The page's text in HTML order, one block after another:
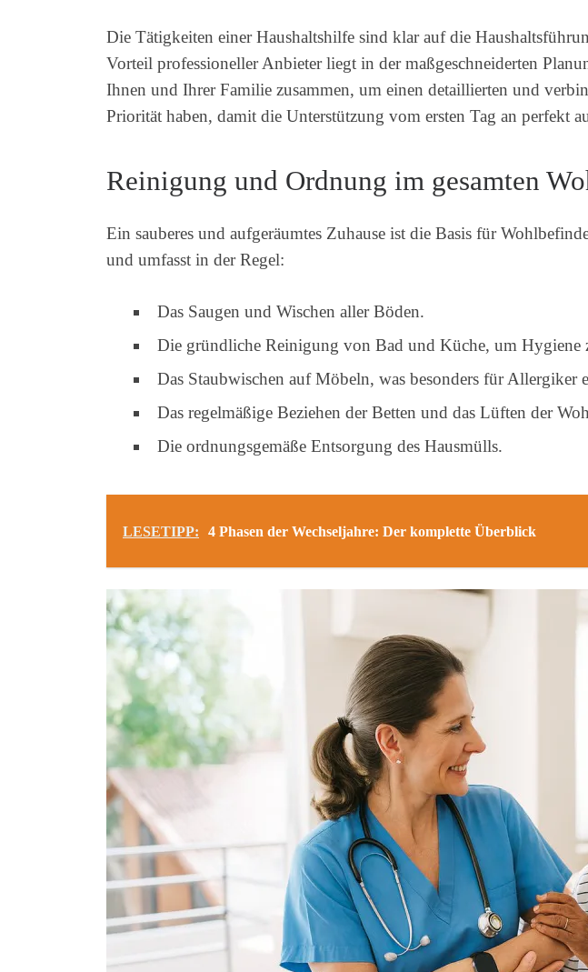
Die Tätigkeiten einer Haushaltshilfe sind klar auf die
Vorteil professioneller Anbieter liegt in der maßgeschneiderten
Ihnen und Ihrer Familie zusammen, um einen detaillierten und
Priorität haben, damit die Unterstützung vom ersten Tag an perfekt
Reinigung und Ordnung im gesamten
Ein sauberes und aufgeräumtes Zuhause ist die Basis für
und umfasst in der Regel:
Das Saugen und Wischen aller Böden.
Die gründliche Reinigung von Bad und Küche, um Hygiene
Das Staubwischen auf Möbeln, was besonders für Allergiker
Das regelmäßige Beziehen der Betten und das Lüften der
Die ordnungsgemäße Entsorgung des Hausmülls.
LESETIPP: 4 Phasen der Wechseljahre: Der komplette Überblick